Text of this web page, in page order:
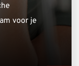
voor je